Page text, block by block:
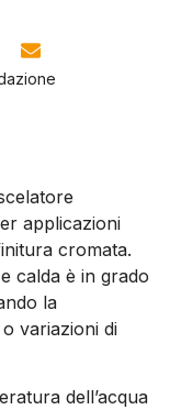
applicazioni
cromata.
calda è in grado
la
variazioni di
dell’acqua